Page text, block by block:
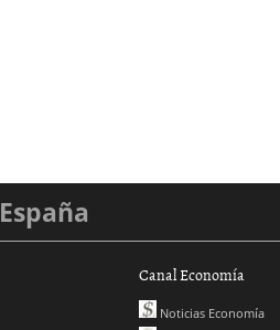
España
Canal Economía
Noticias Economía